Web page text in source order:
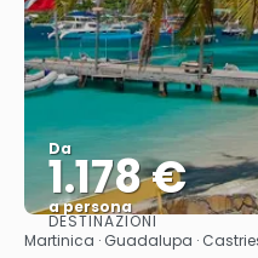
Da
1.178 €
a persona
DESTINAZIONI
Martinica · Guadalupa ·